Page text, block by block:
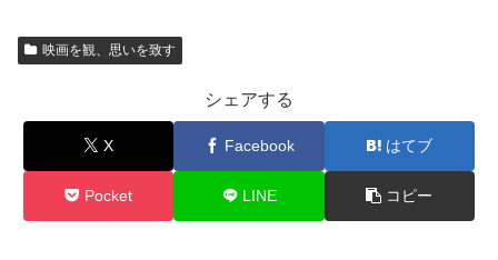
映画を観、思いを致す
シェアする
X Facebook はてブ
Pocket LINE コピー